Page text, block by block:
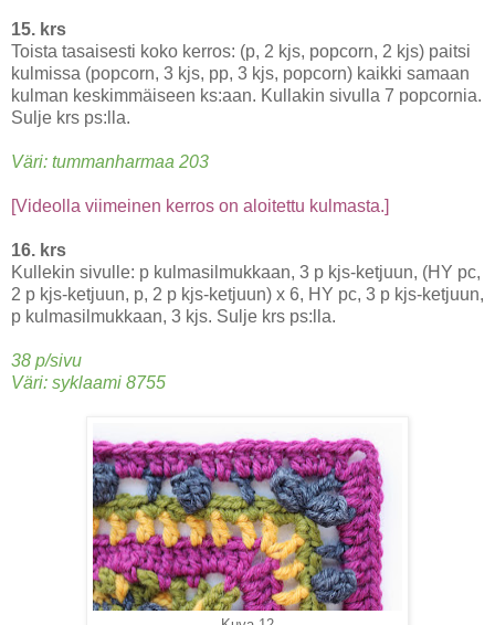
15. krs
Toista tasaisesti koko kerros: (p, 2 kjs, popcorn, 2 kjs) paitsi
kulmissa (popcorn, 3 kjs, pp, 3 kjs, popcorn) kaikki samaan
kulman keskimmäiseen ks:aan. Kullakin sivulla 7 popcornia.
Sulje krs ps:lla.
Väri: tummanharmaa 203
[Videolla viimeinen kerros on aloitettu kulmasta.]
16. krs
Kullekin sivulle: p kulmasilmukkaan, 3 p kjs-ketjuun, (HY pc,
2 p kjs-ketjuun, p, 2 p kjs-ketjuun) x 6, HY pc, 3 p kjs-ketjuun,
p kulmasilmukkaan, 3 kjs. Sulje krs ps:lla.
38 p/sivu
Väri: syklaami 8755